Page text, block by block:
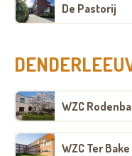
De Pastorij
WZC
WZC Ter Bake